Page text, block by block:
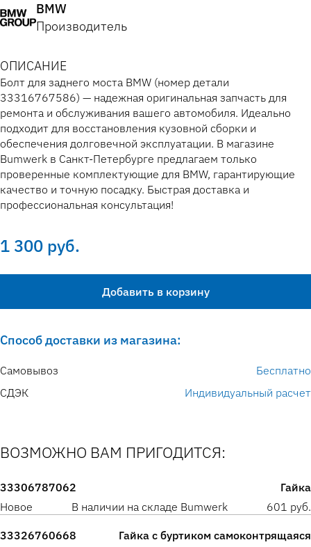
BMW
Производитель
ОПИСАНИЕ
Болт для заднего моста BMW (номер детали
33316767586) — надежная оригинальная запчасть для
ремонта и обслуживания вашего автомобиля. Идеально
подходит для восстановления кузовной сборки и
обеспечения долговечной эксплуатации. В магазине
Bumwerk в Санкт-Петербурге предлагаем только
проверенные комплектующие для BMW, гарантирующие
качество и точную посадку. Быстрая доставка и
профессиональная консультация!
1 300 руб.
Добавить в корзину
Способ доставки из магазина:
Самовывоз
Бесплатно
СДЭК
Индивидуальный расчет
ВОЗМОЖНО ВАМ ПРИГОДИТСЯ:
33306787062
Гайка
Новое
В наличии на складе Bumwerk 601 руб.
33326760668
Гайка с буртиком самоконтрящаяся